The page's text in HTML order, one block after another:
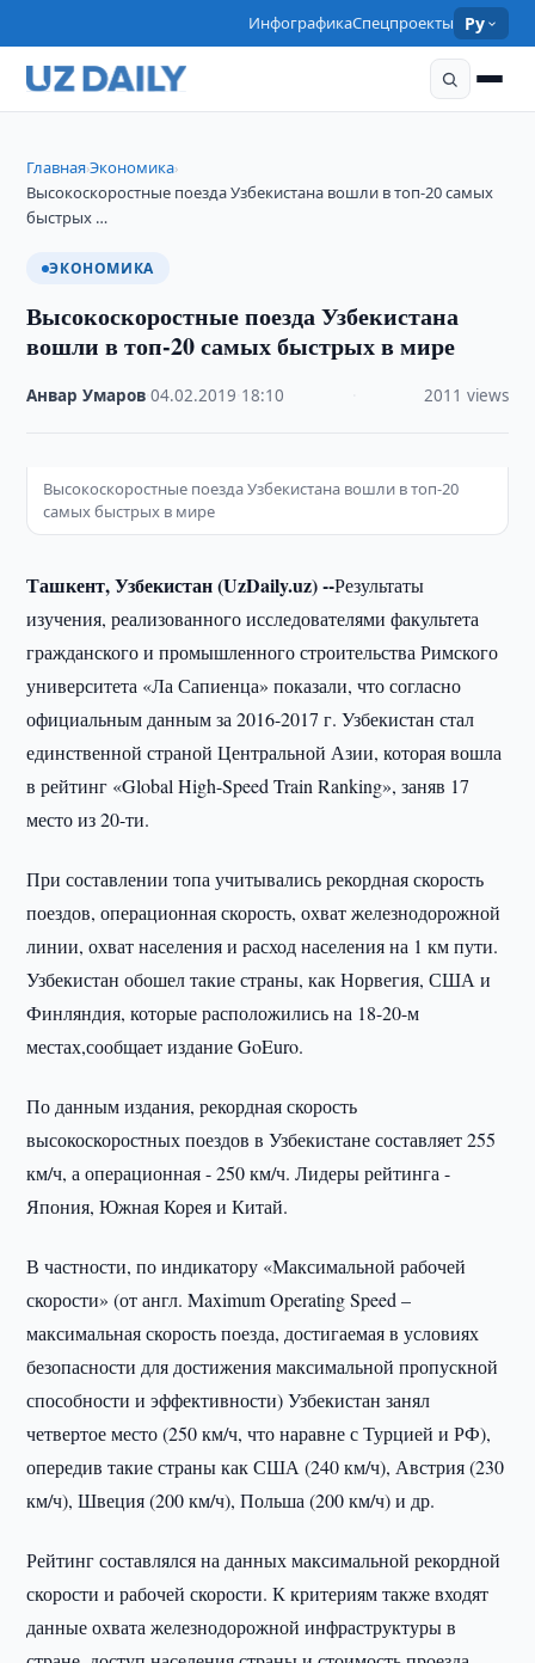
ИнфографикаСпецпроекты Ру
Главная›Экономика›
Высокоскоростные поезда Узбекистана вошли в топ-20 самых
быстрых …
ЭКОНОМИКА
Высокоскоростные поезда Узбекистана
вошли в топ-20 самых быстрых в мире
Анвар Умаров ·04.02.2019 18:10 2011 views
Высокоскоростные поезда Узбекистана вошли в топ-20
самых быстрых в мире
Ташкент, Узбекистан (UzDaily.uz) --Результаты
изучения, реализованного исследователями факультета
гражданского и промышленного строительства Римского
университета «Ла Сапиенца» показали, что согласно
официальным данным за 2016-2017 г. Узбекистан стал
единственной страной Центральной Азии, которая вошла
в рейтинг «Global High-Speed Train Ranking», заняв 17
место из 20-ти.
При составлении топа учитывались рекордная скорость
поездов, операционная скорость, охват железнодорожной
линии, охват населения и расход населения на 1 км пути.
Узбекистан обошел такие страны, как Норвегия, США и
Финляндия, которые расположились на 18-20-м
местах,сообщает издание GoEuro.
По данным издания, рекордная скорость
высокоскоростных поездов в Узбекистане составляет 255
км/ч, а операционная - 250 км/ч. Лидеры рейтинга -
Япония, Южная Корея и Китай.
В частности, по индикатору «Максимальной рабочей
скорости» (от англ. Maximum Operating Speed –
максимальная скорость поезда, достигаемая в условиях
безопасности для достижения максимальной пропускной
способности и эффективности) Узбекистан занял
четвертое место (250 км/ч, что наравне с Турцией и РФ),
опередив такие страны как США (240 км/ч), Австрия (230
км/ч), Швеция (200 км/ч), Польша (200 км/ч) и др.
Рейтинг составлялся на данных максимальной рекордной
скорости и рабочей скорости. К критериям также входят
данные охвата железнодорожной инфраструктуры в